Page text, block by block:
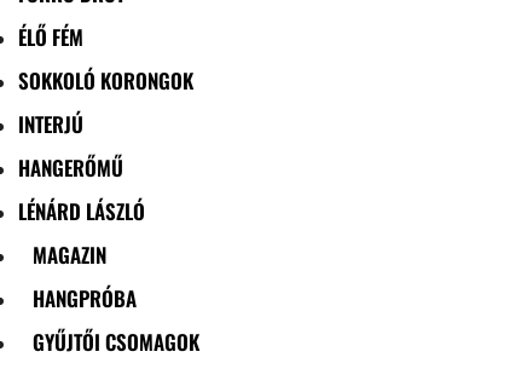
ÉLŐ FÉM
SOKKOLÓ KORONGOK
INTERJÚ
HANGERŐMŰ
LÉNÁRD LÁSZLÓ
MAGAZIN
HANGPRÓBA
GYŰJTŐI CSOMAGOK